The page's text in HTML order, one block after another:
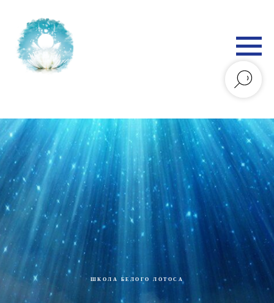
ШКОЛА БЕЛОГО ЛОТОСА